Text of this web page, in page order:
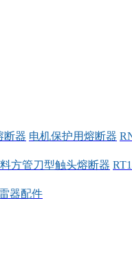
断器 电机保护用熔断器
方管刀型触头熔断器
器配件